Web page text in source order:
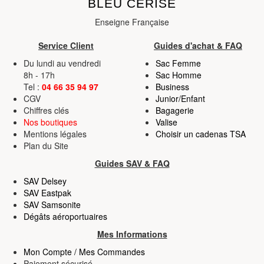
BLEU CERISE
Enseigne Française
Service Client
Guides d'achat & FAQ
Du lundi au vendredi
8h - 17h
Tel : 04 66 35 94 97
CGV
Chiffres clés
Nos boutiques
Mentions légales
Plan du Site
Sac Femme
Sac Homme
Business
Junior/Enfant
Bagagerie
Valise
Choisir un cadenas TSA
Guides SAV & FAQ
SAV Delsey
SAV Eastpak
SAV Samsonite
Dégâts aéroportuaires
Mes Informations
Mon Compte / Mes Commandes